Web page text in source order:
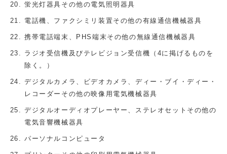
蛍光灯器具その他の電気照明器具
電話機、ファクシミリ装置その他の有線通信機械器具
携帯電話端末、PHS端末その他の無線通信機械器具
ラジオ受信機及びテレビジョン受信機（4に掲げるものを
除く。）
デジタルカメラ、ビデオカメラ、ディー・ブイ・ディー・
レコーダーその他の映像用電気機械器具
デジタルオーディオプレーヤー、ステレオセットその他の
電気音響機械器具
パーソナルコンピュータ